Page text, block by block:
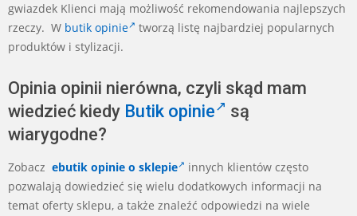
gwiazdek Klienci mają możliwość rekomendowania najlepszych
rzeczy. W butik opinie
tworzą listę najbardziej popularnych
produktów i stylizacji.
Opinia opinii nierówna, czyli skąd mam
wiedzieć kiedy Butik opinie
są
wiarygodne?
Zobacz ebutik opinie o sklepie
innych klientów często
pozwalają dowiedzieć się wielu dodatkowych informacji na
temat oferty sklepu, a także znaleźć odpowiedzi na wiele